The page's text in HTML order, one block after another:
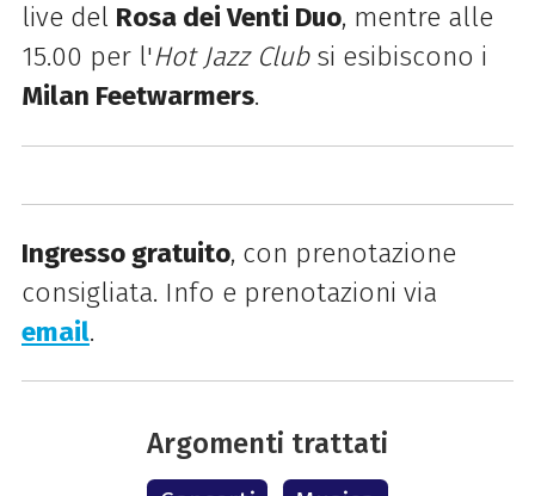
live del Rosa dei Venti Duo, mentre alle
15.00 per l'Hot Jazz Clubsi esibiscono i
Milan Feetwarmers.
Ingresso gratuito, con prenotazione
consigliata. Info e prenotazioni via
email.
Argomenti trattati